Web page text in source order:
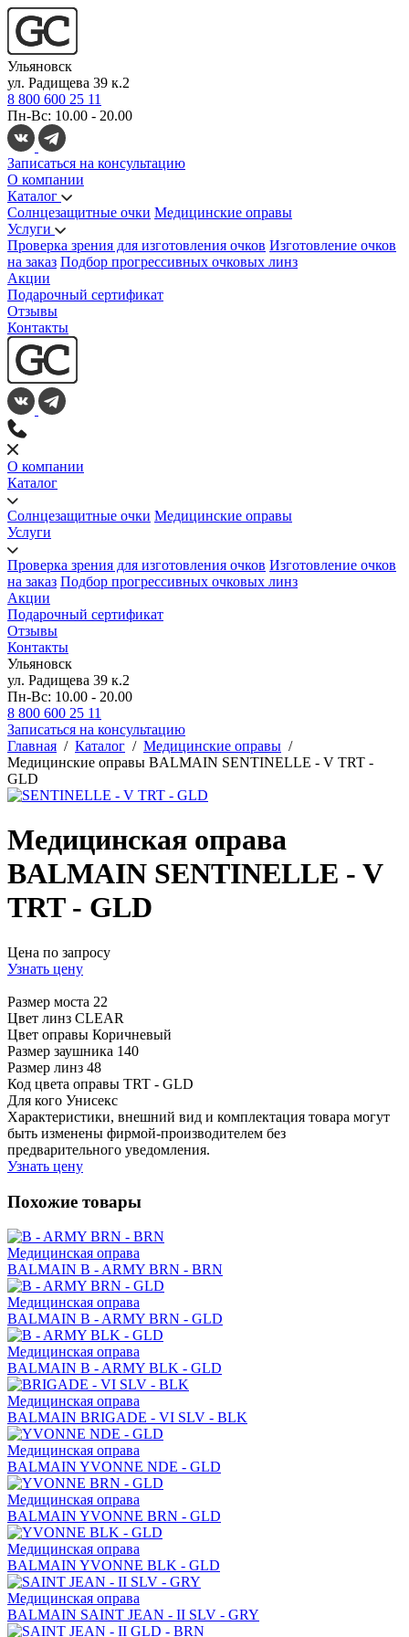
Ульяновск
ул. Радищева 39 к.2
8 800 600 25 11
Пн-Вс: 10.00 - 20.00
Записаться на консультацию
О компании
Каталог
Солнцезащитные очки Медицинские оправы
Услуги
Проверка зрения для изготовления очков Изготовление очков
на заказ Подбор прогрессивных очковых линз
Акции
Подарочный сертификат
Отзывы
Контакты
О компании
Каталог
Солнцезащитные очки Медицинские оправы
Услуги
Проверка зрения для изготовления очков Изготовление очков
на заказ Подбор прогрессивных очковых линз
Акции
Подарочный сертификат
Отзывы
Контакты
Ульяновск
ул. Радищева 39 к.2
Пн-Вс: 10.00 - 20.00
8 800 600 25 11
Записаться на консультацию
Главная / Каталог / Медицинские оправы /
Медицинские оправы BALMAIN SENTINELLE - V TRT -
GLD
Медицинская оправа
BALMAIN SENTINELLE - V
TRT - GLD
Цена по запросу
Узнать цену
Размер моста 22
Цвет линз CLEAR
Цвет оправы Коричневый
Размер заушника 140
Размер линз 48
Код цвета оправы TRT - GLD
Для кого Унисекс
Характеристики, внешний вид и комплектация товара могут
быть изменены фирмой-производителем без
предварительного уведомления.
Узнать цену
Похожие товары
Медицинская оправа
BALMAIN B - ARMY BRN - BRN
Медицинская оправа
BALMAIN B - ARMY BRN - GLD
Медицинская оправа
BALMAIN B - ARMY BLK - GLD
Медицинская оправа
BALMAIN BRIGADE - VI SLV - BLK
Медицинская оправа
BALMAIN YVONNE NDE - GLD
Медицинская оправа
BALMAIN YVONNE BRN - GLD
Медицинская оправа
BALMAIN YVONNE BLK - GLD
Медицинская оправа
BALMAIN SAINT JEAN - II SLV - GRY